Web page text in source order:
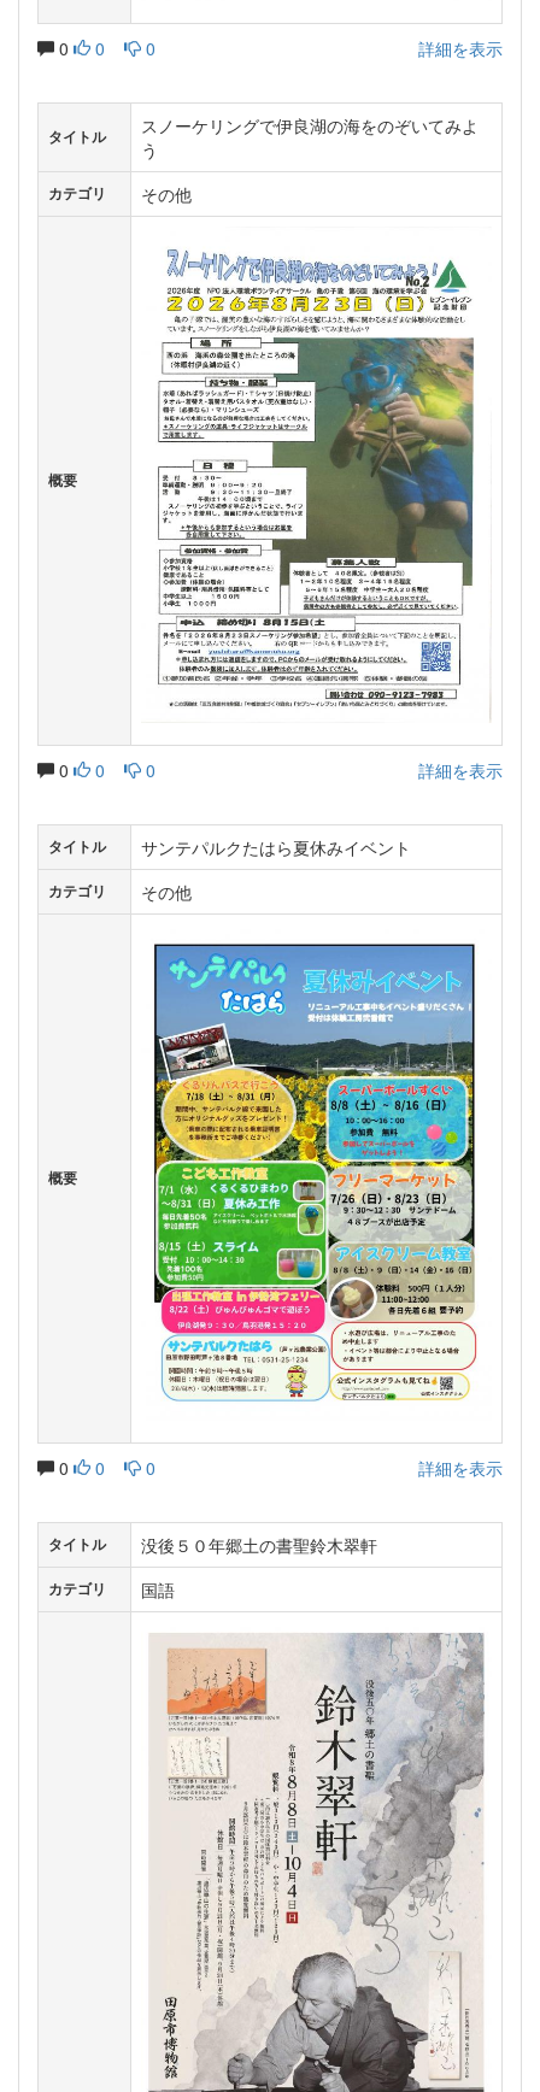
0 0 0 詳細を表示
タイトル
スノーケリングで伊良湖の海をのぞいてみよ
う
カテゴリ その他
概要
0 0 0 詳細を表示
タイトル サンテパルクたはら夏休みイベント
カテゴリ その他
概要
0 0 0 詳細を表示
タイトル 没後５０年郷土の書聖鈴木翠軒
カテゴリ 国語